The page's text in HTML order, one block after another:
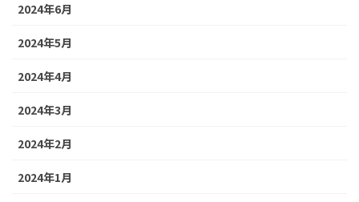
2024年6月
2024年5月
2024年4月
2024年3月
2024年2月
2024年1月